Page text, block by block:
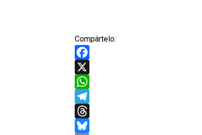
Compártelo:
Facebook
X
WhatsApp
Telegram
Threads